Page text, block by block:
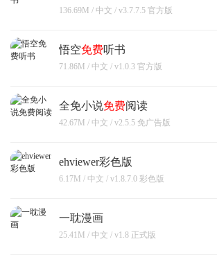
136.69M / 中文 / v3.7.7.5 官方版
悟空免费听书
71.86M / 中文 / v1.0.3 官方版
全免小说免费阅读
42.67M / 中文 / v2.5.5 免广告版
ehviewer彩色版
6.17M / 中文 / v1.8.7.0 彩色版
一耽漫画
25.41M / 中文 / v1.8 正式版